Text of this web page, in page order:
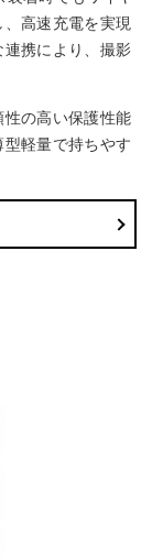
、高速充電を実現
連携により、撮影
の高い保護性能
軽量で持ちやす